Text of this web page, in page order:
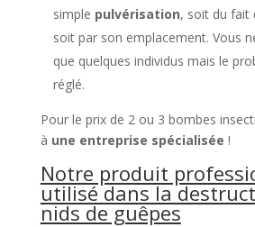
simple pulvérisation, soit du fait
soit par son emplacement. Vous
que quelques individus mais le
réglé.
Pour le prix de 2 ou 3 bombes
à une entreprise spécialisée !
Notre produit
utilisé dans la
nids de guêpes